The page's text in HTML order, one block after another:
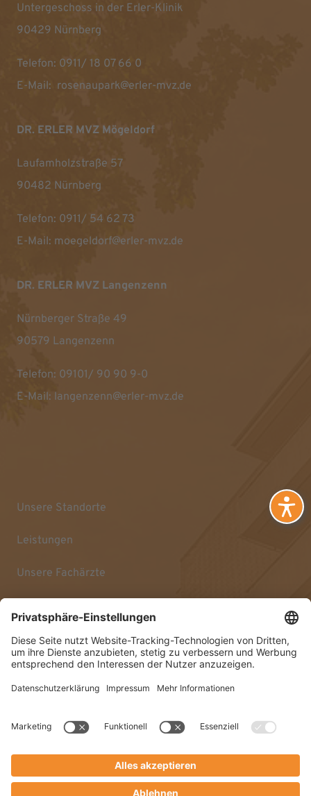
Untergeschoss in der Erler-Klinik
90429 Nürnberg
Telefon: 0911/ 18 07 66 0
E-Mail: rosenaupark@erler-mvz.de
DR. ERLER MVZ Mögeldorf
Laufamholzstraße 57
90482 Nürnberg
Telefon: 0911/ 54 62 73
E-Mail: moegeldorf@erler-mvz.de
DR. ERLER MVZ Langenzenn
Nürnberger Straße 49
90579 Langenzenn
Telefon: 09101/ 90 90 9-0
E-Mail: langenzenn@erler-mvz.de
Unsere Standorte
Leistungen
Unsere Fachärzte
Impressum
Datenschutz